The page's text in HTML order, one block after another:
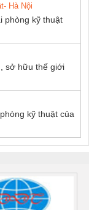
Hà Nội
phòng kỹ thuật
sở hữu thế giới
kỹ thuật của